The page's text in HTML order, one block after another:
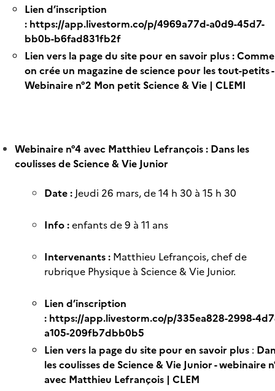
Lien d’inscription
: https://app.livestorm.co/p/4969a77d-a0d9-45d7-
bb0b-b6fad831fb2f
Lien vers la page du site pour en savoir plus :
on crée un magazine de science pour les tout-petits -
Webinaire n°2 Mon petit Science & Vie | CLEMI
Webinaire n°4 avec Matthieu Lefrançois : Dans les
coulisses de Science & Vie Junior
Date : Jeudi 26 mars, de 14 h 30 à 15 h 30
Info :enfants de 9 à 11 ans
Intervenants : Matthieu Lefrançois, chef de
rubrique Physique à Science & Vie Junior.
Lien d’inscription
: https://app.livestorm.co/p/335ea828-2998-
a105-209fb7dbb0b5
Lien vers la page du site pour en savoir plus :
les coulisses de Science & Vie Junior - webinaire
avec Matthieu Lefrançois | CLEM